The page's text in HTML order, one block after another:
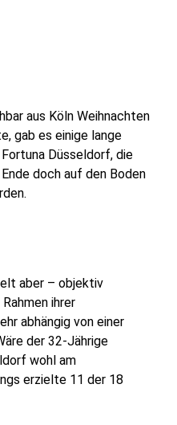
aus Köln Weihnachten
gab es einige lange
Düsseldorf, die
doch auf den Boden
aber – objektiv
ihrer
abhängig von einer
der 32-Jährige
wohl am
erzielte 11 der 18